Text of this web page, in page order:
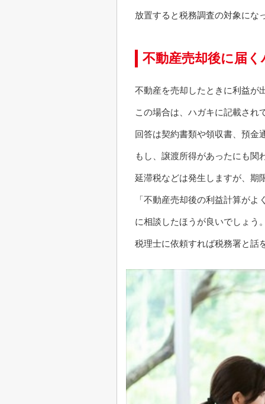
放置すると税務調査の対象にな
不動産売却後に届
不動産を売却したときに利益が
この場合は、ハガキに記載され
回答は契約書類や領収書、預金
もし、譲渡所得があったにも関
延滞税などは発生しますが、期
「不動産売却後の利益計算が
に相談したほうが良いでしょう
税理士に依頼すれば税務署と話